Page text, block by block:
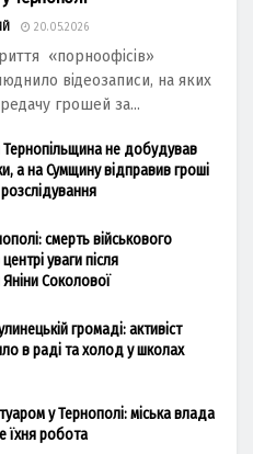
20.05.2026
«порноофісів»
відеозаписи, на яких
грошей за...
не добудував
а на Сумщину відправив гроші
смерть військового
уваги після
Соколової
громаді: активіст
в раді та холод у школах
у Тернополі: міська влада
їхня робота